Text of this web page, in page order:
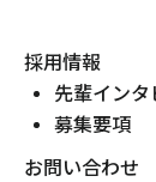
採用情報
先輩インタ
募集要項
お問い合わせ